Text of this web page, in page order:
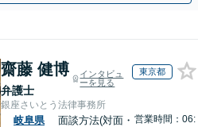
齋藤 健博
弁護士
インタビュ
ーを見る
東京都
銀座さいとう法律事務所
岐阜県
面談方法(対面・ 営業時間：06: